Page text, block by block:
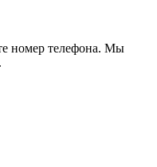
номер телефона. Мы